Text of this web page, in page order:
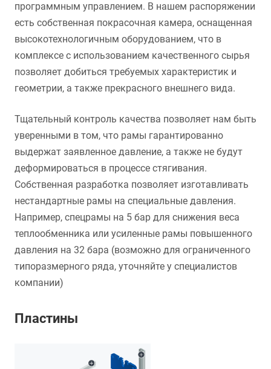
программным управлением. В нашем распоряжении
есть собственная покрасочная камера, оснащенная
высокотехнологичным оборудованием, что в
комплексе с использованием качественного сырья
позволяет добиться требуемых характеристик и
геометрии, а также прекрасного внешнего вида.
Тщательный контроль качества позволяет нам быть
уверенными в том, что рамы гарантированно
выдержат заявленное давление, а также не будут
деформироваться в процессе стягивания.
Собственная разработка позволяет изготавливать
нестандартные рамы на специальные давления.
Например, спецрамы на 5 бар для снижения веса
теплообменника или усиленные рамы повышенного
давления на 32 бара (возможно для ограниченного
типоразмерного ряда, уточняйте у специалистов
компании)
Пластины